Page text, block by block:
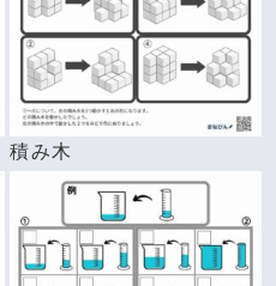
積み木